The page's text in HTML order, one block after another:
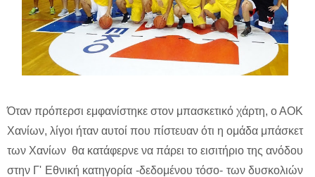
Όταν πρόπερσι εμφανίστηκε στον μπασκετικό χάρτη, ο ΑΟΚ
Χανίων, λίγοι ήταν αυτοί που πίστευαν ότι η ομάδα μπάσκετ
των Χανίων θα κατάφερνε να πάρει το εισιτήριο της ανόδου
στην Γ' Εθνική κατηγορία -δεδομένου τόσο- των δυσκολιών